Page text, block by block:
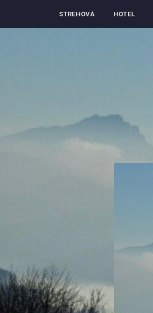
STREHOVÁ HOTEL